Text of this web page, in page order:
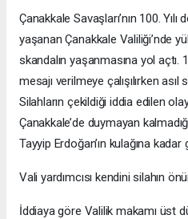
Çanakkale Savaşları’nın 100. Yılı
yaşanan Çanakkale Valiliği’nde
skandalın yaşanmasına yol açtı.
mesajı verilmeye çalışılırken
Silahların çekildiği iddia edilen
Çanakkale’de duymayan
Tayyip Erdoğan’ın kulağına
Vali yardımcısı kendini silahın
İddiaya göre Valilik makamı üst